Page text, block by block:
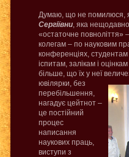
Думаю, що не помилюся,
Сергіївни, яка
«остаточне повноліття»
колегам – по науковим
конференціях,
іспитам, залікам і
більше, що їх у неї
ювілярки, без
перебільшення,
нагадує цейтнот –
це постійний
процес
написання
наукових праць,
виступи з